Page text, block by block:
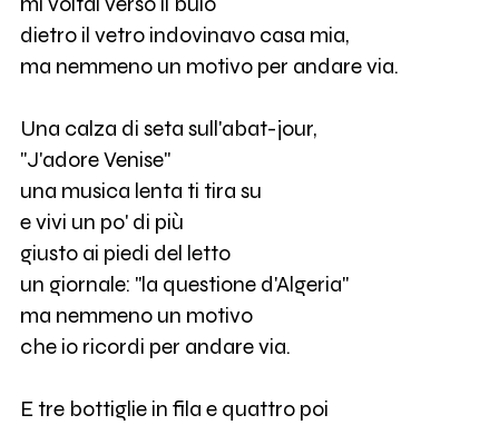
dietro il vetro indovinavo casa mia,
ma nemmeno un motivo per andare via.
Una calza di seta sull'abat-jour,
"J'adore Venise"
una musica lenta ti tira su
e vivi un po' di più
giusto ai piedi del letto
un giornale: "la questione d'Algeria"
ma nemmeno un motivo
che io ricordi per andare via.
E tre bottiglie in fila e quattro poi